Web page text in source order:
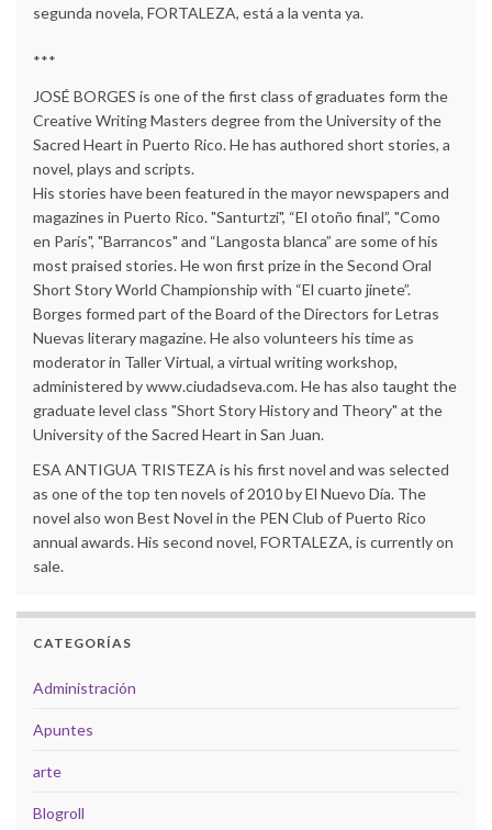
segunda novela, FORTALEZA, está a la venta ya.
***
JOSÉ BORGES is one of the first class of graduates form the
Creative Writing Masters degree from the University of the
Sacred Heart in Puerto Rico. He has authored short stories, a
novel, plays and scripts.
His stories have been featured in the mayor newspapers and
magazines in Puerto Rico. "Santurtzi", “El otoño final”, "Como
en París", "Barrancos" and “Langosta blanca” are some of his
most praised stories. He won first prize in the Second Oral
Short Story World Championship with “El cuarto jinete”.
Borges formed part of the Board of the Directors for Letras
Nuevas literary magazine. He also volunteers his time as
moderator in Taller Virtual, a virtual writing workshop,
administered by www.ciudadseva.com. He has also taught the
graduate level class "Short Story History and Theory" at the
University of the Sacred Heart in San Juan.
ESA ANTIGUA TRISTEZA is his first novel and was selected
as one of the top ten novels of 2010 by El Nuevo Día. The
novel also won Best Novel in the PEN Club of Puerto Rico
annual awards. His second novel, FORTALEZA, is currently on
sale.
CATEGORÍAS
Administración
Apuntes
arte
Blogroll